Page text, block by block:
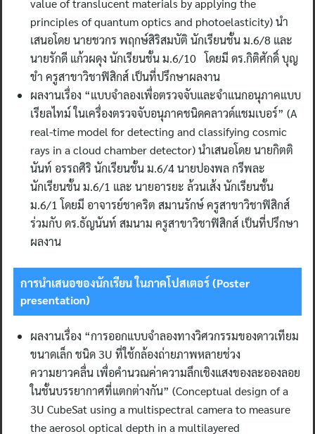
value of translucent materials by applying the
principles of quantum optics and photoelasticity) นำ
เสนอโดย นายชวกร พฤกษ์สิริสมบัติ นักเรียนชั้น ม.6/8 และ
นายรักดี แก้วผดุง นักเรียนชั้น ม.6/10 โดยมี ดร.กิติศักดิ์ บุญ
ขำ ครูสาขาวิชาฟิสิกส์ เป็นที่ปรึกษาผลงาน
ผลงานเรื่อง “แบบจำลองเพื่อตรวจจับและจำแนกอนุภาคแบบ
เรียลไทม์ ในเครื่องตรวจจับอนุภาคชนิดคลาวด์แชมเบอร์” (A
real-time model for detecting and classifying cosmic
rays in a cloud chamber detector) นำเสนอโดย นายกิตติ
นันท์ อรรถศิริ นักเรียนชั้น ม.6/4 นายปองพล กรีพละ
นักเรียนชั้น ม.6/1 และ นายอารยะ ล้วนเส้ง นักเรียนชั้น
ม.6/1 โดยมี อาจารย์ชาคริต สมานรักษ์ ครูสาขาวิชาฟิสิกส์
ร่วมกับ ดร.ธัญนันท์ สมนาม ครูสาขาวิชาฟิสิกส์ เป็นที่ปรึกษา
ผลงาน
การนำเสนอของนักเรียน ในภาคโปสเตอร์ (Poster
presentation)
ผลงานเรื่อง “การออกแบบจำลองทางวิศวกรรมของดาวเทียม
ขนาดเล็ก ชนิด 3U ที่ใช้กล้องถ่ายภาพหลายช่วง
ความยาวคลื่น เพื่อคำนวณค่าความลึกเชิงแสงของละอองลอย
ในชั้นบรรยากาศที่แตกต่างกัน” (Conceptual design of a
3U CubeSat using a multispectral camera to measure
the aerosol optical depth in a multilayered